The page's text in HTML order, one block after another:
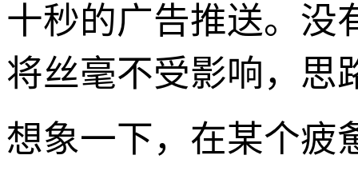
十秒的广告推送。没
将丝毫不受影响，思
想象一下，在某个疲